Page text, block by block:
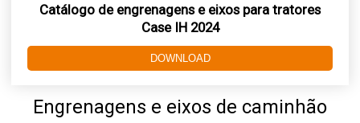
Catálogo de engrenagens e eixos para tratores
Case IH 2024
DOWNLOAD
Engrenagens e eixos de caminhão